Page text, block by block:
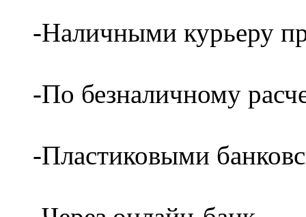
-Наличными курьеру
-По безналичному
-Пластиковыми